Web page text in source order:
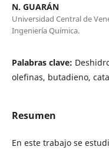
N. GUARÁN
Universidad Central de
Ingeniería Química.
Palabras clave:
olefinas, butadieno,
Resumen
En este trabajo se